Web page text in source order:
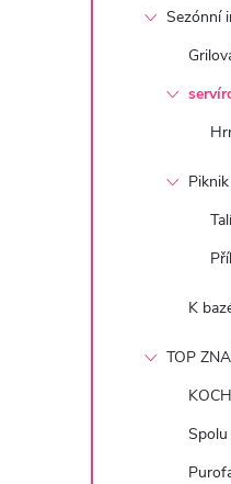
Sezónní
Piknik
K
TOP